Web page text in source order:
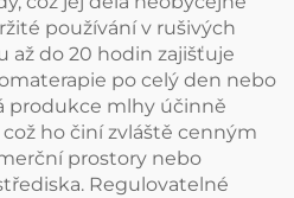
používání v rušivých
až do 20 hodin zajišťuje
po celý den nebo
produkce mlhy účinně
ho činí zvláště cenným
prostory nebo
Regulovatelné